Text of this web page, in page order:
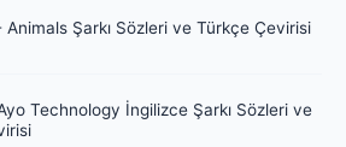
Animals Şarkı Sözleri ve Türkçe Çevirisi
Technology İngilizce Şarkı Sözleri ve